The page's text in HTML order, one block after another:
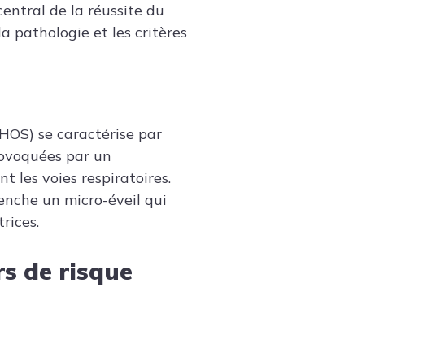
de la réussite du
pathologie et les critères
se caractérise par
par un
les voies respiratoires.
un micro-éveil qui
de risque